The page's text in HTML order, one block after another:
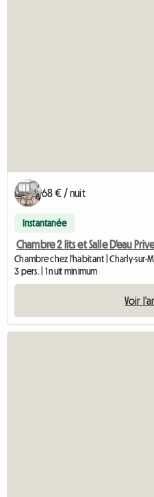
68 € / nuit
Instantanée
Chambre 2 lits et Salle D'eau
Chambre chez l'habitant | Charly-sur-
3 pers. | 1 nuit minimum
Voir